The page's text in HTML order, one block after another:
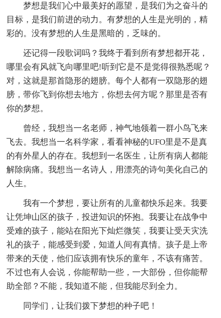
梦想是我们心中最美好的愿望，是我们为之奋斗的
目标，是我们前进的动力。有梦想的人生是光明的，精
彩的。没有梦想的人生是黑暗的，乏味的。
还记得一段歌词吗？我终于看到所有梦想都开花，
哪里会有风就飞向哪里吧!听到它是不是觉得很熟悉呢？
对，这就是那首隐形的翅膀。每个人都有一双隐形的翅
膀，带你飞到你想去地方，你想去何方呢？那里是否有
你的梦想。
曾经，我想当一名老师，神气地领着一群小鸟飞来
飞去。我想当一名科学家，看看神秘的UFO里是不是真
的有外星人的存在。我想到一名医生，让所有病人都能
解除病痛。我想当一名诗人，用漂亮的诗句美化自己的
人生。
我有一个梦想，要让所有的儿童都快乐起来。我要
让凭坤山区的孩子，投进知识的怀抱。我要让在战争中
受难的孩子，能站在阳光下灿烂微笑，我要让受天灾洗
礼的孩子，能感受到爱，知道人间有真情。孩子是上帝
带来的天使，他们应该拥有快乐的童年，不该有痛苦。
不过也有人会说，你能帮助一些，一大部份，但你能帮
助全部？不能，我知道不能，但我能尽到全力。
同学们，让我们拨下梦想的种子吧！